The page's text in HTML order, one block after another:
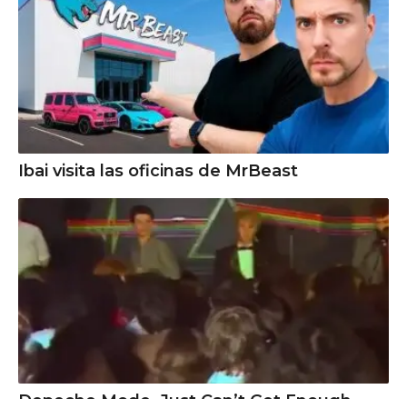
Ibai visita las oficinas de MrBeast